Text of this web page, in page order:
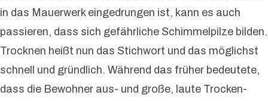
in das Mauerwerk eingedrungen ist, kann es auch
passieren, dass sich gefährliche Schimmelpilze bilden.
Trocknen heißt nun das Stichwort und das möglichst
schnell und gründlich. Während das früher bedeutete,
dass die Bewohner aus- und große, laute Trocken-